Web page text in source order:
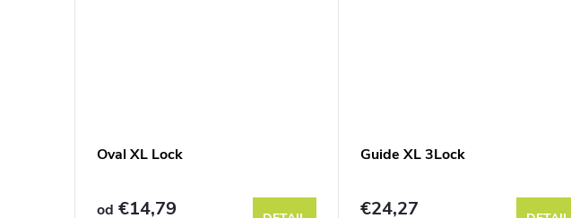
Oval XL Lock
od €14,79
Guide XL 3Lock
€24,27